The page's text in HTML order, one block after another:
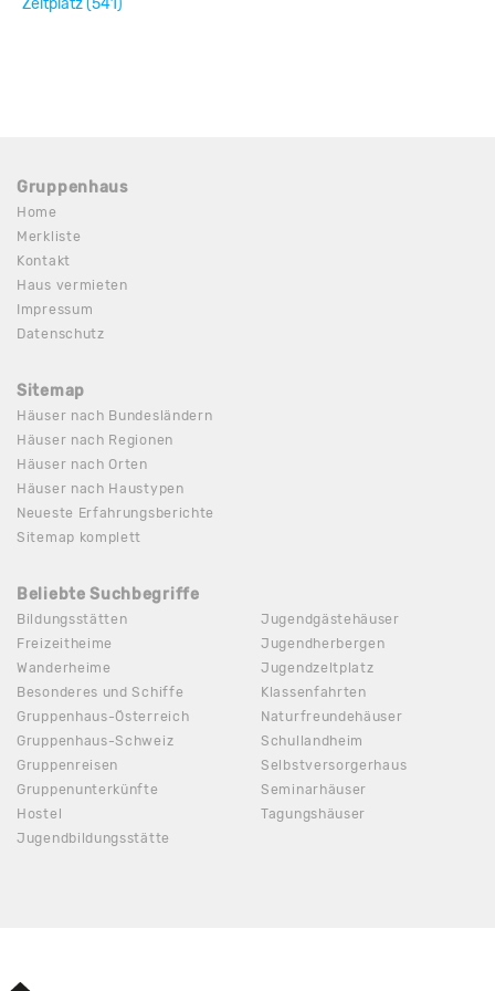
Gruppenhaus
Home
Merkliste
Kontakt
Haus vermieten
Impressum
Datenschutz
Sitemap
Häuser nach Bundesländern
Häuser nach Regionen
Häuser nach Orten
Häuser nach Haustypen
Neueste Erfahrungsberichte
Sitemap komplett
Beliebte Suchbegriffe
Bildungsstätten
Freizeitheime
Wanderheime
Besonderes und Schiffe
Gruppenhaus-Österreich
Gruppenhaus-Schweiz
Gruppenreisen
Gruppenunterkünfte
Hostel
Jugendbildungsstätte
Jugendgästehäuser
Jugendherbergen
Jugendzeltplatz
Klassenfahrten
Naturfreundehäuser
Schullandheim
Selbstversorgerhaus
Seminarhäuser
Tagungshäuser